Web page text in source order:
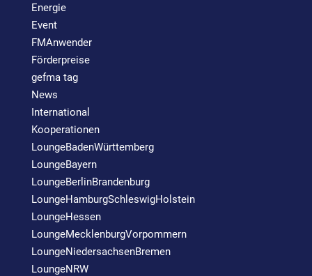
Energie
Event
FMAnwender
Förderpreise
gefma tag
News
International
Kooperationen
LoungeBadenWürttemberg
LoungeBayern
LoungeBerlinBrandenburg
LoungeHamburgSchleswigHolstein
LoungeHessen
LoungeMecklenburgVorpommern
LoungeNiedersachsenBremen
LoungeNRW